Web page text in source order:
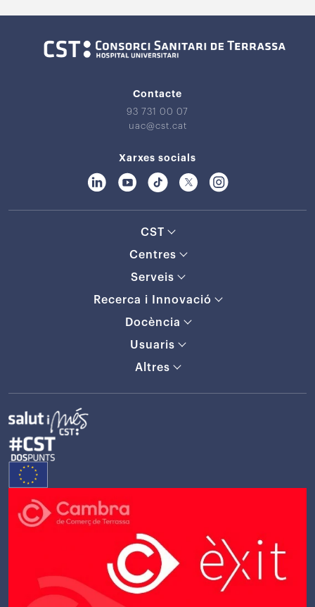
Contacte
93 731 00 07
uac@cst.cat
Xarxes socials
CST
Centres
Serveis
Recerca i Innovació
Docència
Usuaris
Altres